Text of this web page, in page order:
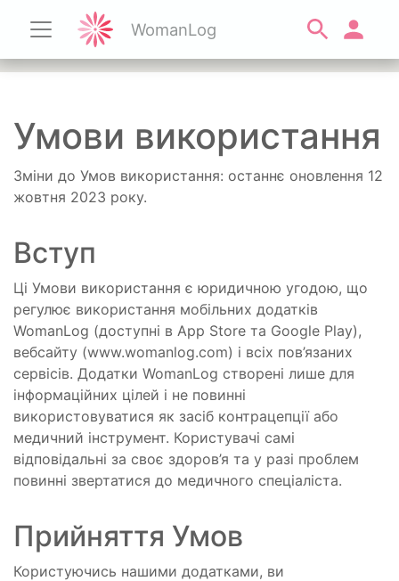
WomanLog
Умови використання
Зміни до Умов використання: останнє оновлення 12
жовтня 2023 року.
Вступ
Ці Умови використання є юридичною угодою, що
регулює використання мобільних додатків
WomanLog (доступні в App Store та Google Play),
вебсайту (www.womanlog.com) і всіх пов’язаних
сервісів. Додатки WomanLog створені лише для
інформаційних цілей і не повинні
використовуватися як засіб контрацепції або
медичний інструмент. Користувачі самі
відповідальні за своє здоров’я та у разі проблем
повинні звертатися до медичного спеціаліста.
Прийняття Умов
Користуючись нашими додатками, ви